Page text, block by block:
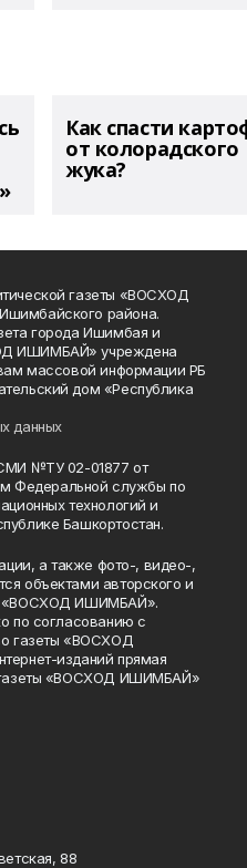
Как спасти
от колорадского
жука?
газеты «ВОСХОД
района.
города Ишимбая и
ИШИМБАЙ» учреждена
массовой информации РБ
дом «Республика
данных
№ТУ 02-01877 от
Федеральной службы по
технологий и
Башкортостан.
а также фото-, видео-,
объектами авторского и
«ВОСХОД ИШИМБАЙ».
по согласованию с
газеты «ВОСХОД
изданий прямая
газеты «ВОСХОД ИШИМБАЙ»
88